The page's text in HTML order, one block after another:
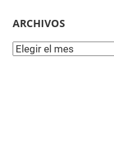
ARCHIVOS
Archivos